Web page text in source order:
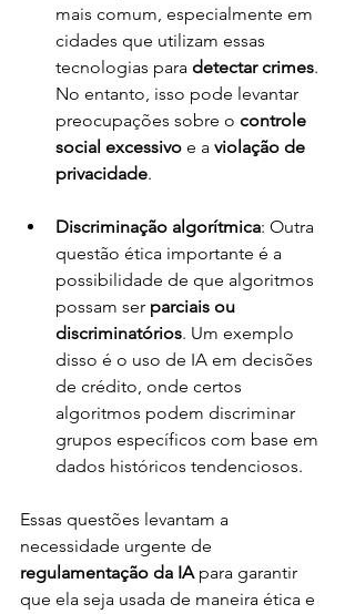
mais comum, especialmente em
cidades que utilizam essas
tecnologias para detectar crimes.
No entanto, isso pode levantar
preocupações sobre o controle
social excessivo e a violação de
privacidade.
Discriminação algorítmica: Outra
questão ética importante é a
possibilidade de que algoritmos
possam ser parciais ou
discriminatórios. Um exemplo
disso é o uso de IA em decisões
de crédito, onde certos
algoritmos podem discriminar
grupos específicos com base em
dados históricos tendenciosos.
Essas questões levantam a
necessidade urgente de
regulamentação da IA para garantir
que ela seja usada de maneira ética e